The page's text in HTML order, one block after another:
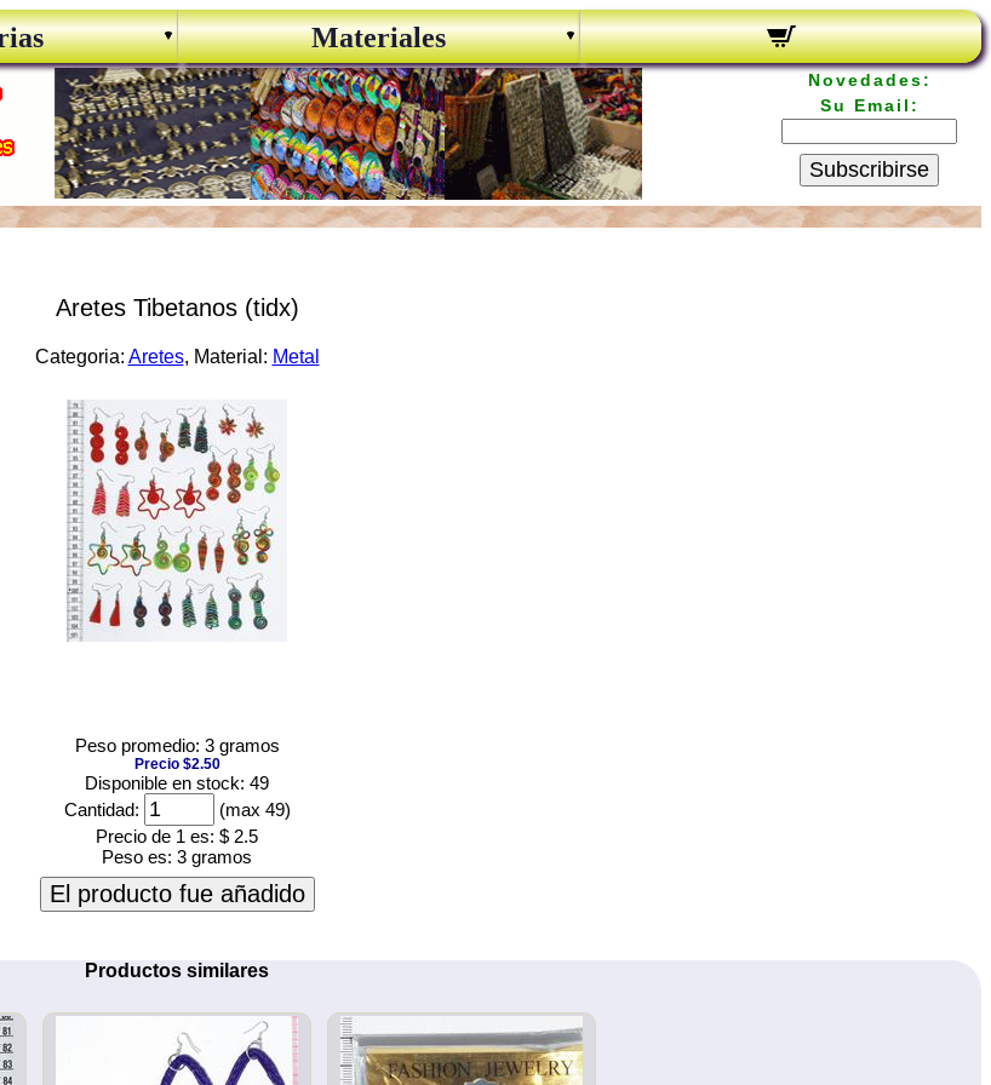
Materiales
Novedades:
Su Email:
Subscribirse
Aretes Tibetanos (tidx)
Categoria: Aretes, Material: Metal
Peso promedio: 3 gramos
Precio $2.50
Disponible en stock: 49
Cantidad:
(max 49)
Precio de 1 es: $ 2.5
Peso es: 3 gramos
El producto fue añadido
Productos similares